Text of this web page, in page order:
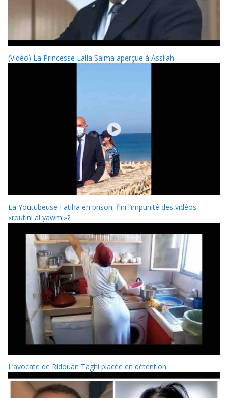
(Vidéo) La Princesse Lalla Salma aperçue à Assilah
La Youtubeuse Fatiha en prison, fini l’impunité des vidéos
«routini al yawmi»?
L’avocate de Ridouan Taghi placée en détention